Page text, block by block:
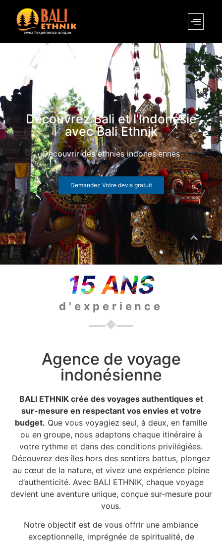
Découvrez Bali et l'Indonésie
avec Bali Ethnik
Decouvrir des ethnies indonesiennes
Demandez Votre devis gratuit
15 ANS
d'experience
Agence de voyage
indonésienne
BALI ETHNIK crée des voyages authentiques et
sur-mesure en respectant vos envies et votre
budget. Que vous voyagiez seul, à deux, en famille
ou en groupe, nous adaptons chaque itinéraire à
votre rythme et dans des conditions privilégiées.
Découvrez des îles hors des sentiers battus, plongez
au cœur de la nature, et vivez une expérience pleine
d’authenticité. Avec BALI ETHNIK, chaque voyage
devient une aventure unique, conçue sur-mesure pour
vous.
Notre objectif est de vous offrir une ambiance
exceptionnelle, imprégnée de spiritualité, de